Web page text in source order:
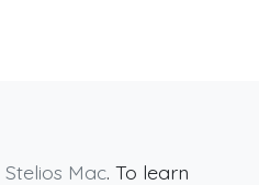
Stelios Mac. To learn